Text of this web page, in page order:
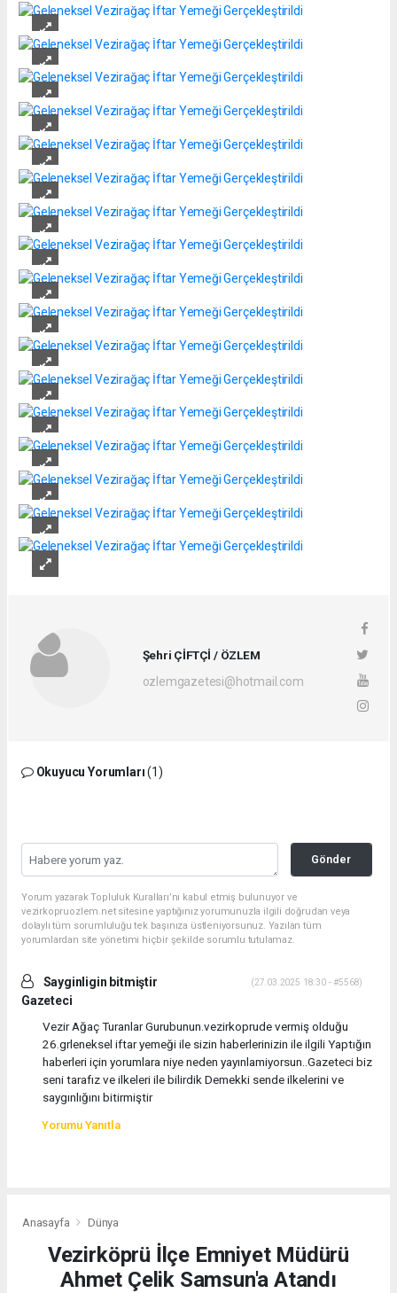
Şehri ÇİFTÇİ / ÖZLEM
ozlemgazetesi@hotmail.com
Okuyucu Yorumları(1)
Gönder
Yorum yazarak Topluluk Kuralları’nı kabul etmiş bulunuyor ve
vezirkopruozlem.net sitesine yaptığınız yorumunuzla ilgili doğrudan veya
dolaylı tüm sorumluluğu tek başınıza üstleniyorsunuz. Yazılan tüm
yorumlardan site yönetimi hiçbir şekilde sorumlu tutulamaz.
Sayginligin bitmiştir
Gazeteci
(27.03.2025 18:30 - #5568)
Vezir Ağaç Turanlar Gurubunun.vezirkoprude vermiş olduğu
26.grleneksel iftar yemeği ile sizin haberlerinizin ile ilgili Yaptığın
haberleri için yorumlara niye neden yayınlamiyorsun..Gazeteci biz
seni tarafız ve ilkeleri ile bilirdik Demekki sende ilkelerini ve
saygınlığını bitirmiştir
Yorumu Yanıtla
Anasayfa Dünya
Vezirköprü İlçe Emniyet Müdürü
Ahmet Çelik Samsun'a Atandı